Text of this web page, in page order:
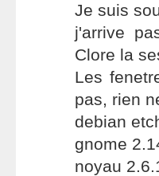
Je suis
j'arrive
Clore la
Les
pas, rien
debian
gnome
noyau